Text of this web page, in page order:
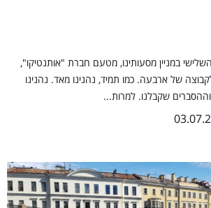
במניין מסעותינו, מטעם חברת "אותנטיקו",
של ארבעה. כמו תמיד, נהנינו מאד. נהנינו
שקבלנו. למרות...